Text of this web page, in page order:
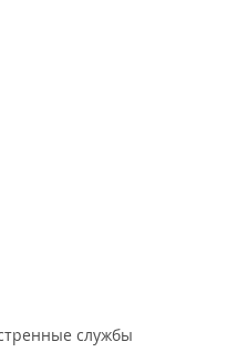
службы